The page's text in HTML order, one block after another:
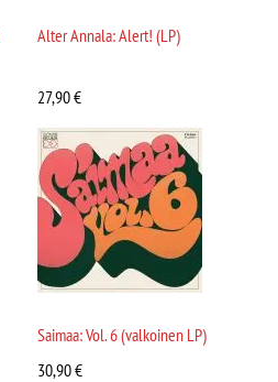
Alter Annala: Alert! (LP)
27,90€
Saimaa: Vol. 6 (valkoinen LP)
30,90€